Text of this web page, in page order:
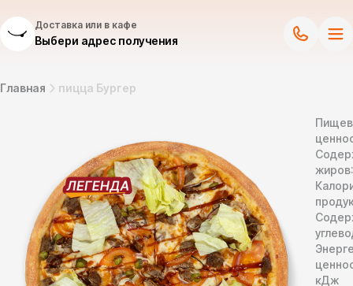
Доставка или в кафе
Выбери адрес получения
Главная пицца Бургер
кДж